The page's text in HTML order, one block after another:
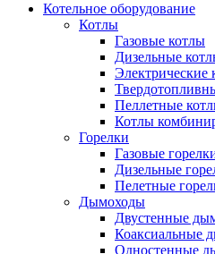
Котельное оборудование
Котлы
Газовые котлы
Дизельные
Электрические
Пеллетные
Котлы
Горелки
Газовые
Дизельные
Пелетные
Дымоходы
Двустенные
Коаксиальные
Одностенные